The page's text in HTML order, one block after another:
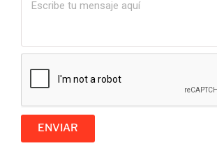
ENVIAR